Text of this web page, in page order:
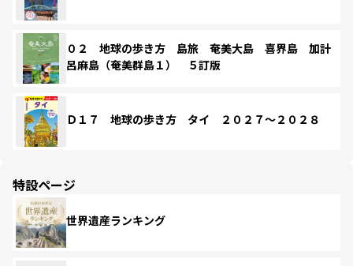
０２ 地球の歩き方 島旅 奄美大島 喜界島 加計
呂麻島（奄美群島１） ５訂版
Ｄ１７ 地球の歩き方 タイ ２０２７～２０２８
特設ページ
世界遺産ランキング